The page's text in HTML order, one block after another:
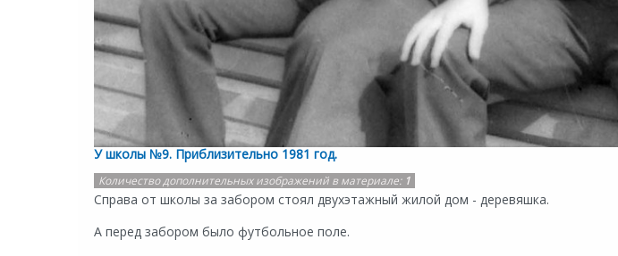
У школы №9. Приблизительно 1981 год.
Количество дополнительных изображений в материале: 1
Справа от школы за забором стоял двухэтажный жилой дом - деревяшка.
А перед забором было футбольное поле.